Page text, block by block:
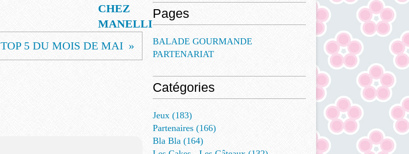
CHEZ
MANELLI
TOP 5 DU MOIS DE MAI
Pages
BALADE GOURMANDE
PARTENARIAT
Catégories
Jeux (183)
Partenaires (166)
Bla Bla (164)